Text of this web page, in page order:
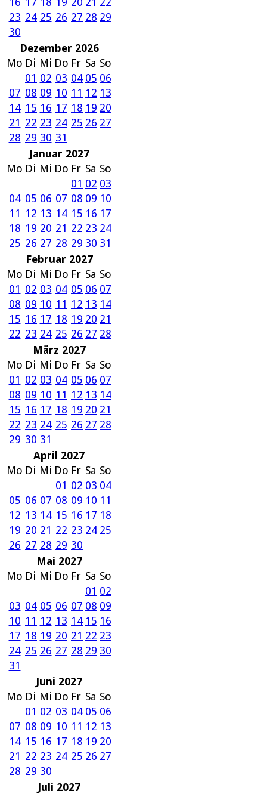
23 24 25 26 27 28 29
30
Dezember 2026
Mo Di Mi Do Fr Sa So
01 02 03 04 05 06
07 08 09 10 11 12 13
14 15 16 17 18 19 20
21 22 23 24 25 26 27
28 29 30 31
Januar 2027
Mo Di Mi Do Fr Sa So
01 02 03
04 05 06 07 08 09 10
11 12 13 14 15 16 17
18 19 20 21 22 23 24
25 26 27 28 29 30 31
Februar 2027
Mo Di Mi Do Fr Sa So
01 02 03 04 05 06 07
08 09 10 11 12 13 14
15 16 17 18 19 20 21
22 23 24 25 26 27 28
März 2027
Mo Di Mi Do Fr Sa So
01 02 03 04 05 06 07
08 09 10 11 12 13 14
15 16 17 18 19 20 21
22 23 24 25 26 27 28
29 30 31
April 2027
Mo Di Mi Do Fr Sa So
01 02 03 04
05 06 07 08 09 10 11
12 13 14 15 16 17 18
19 20 21 22 23 24 25
26 27 28 29 30
Mai 2027
Mo Di Mi Do Fr Sa So
01 02
03 04 05 06 07 08 09
10 11 12 13 14 15 16
17 18 19 20 21 22 23
24 25 26 27 28 29 30
31
Juni 2027
Mo Di Mi Do Fr Sa So
01 02 03 04 05 06
07 08 09 10 11 12 13
14 15 16 17 18 19 20
21 22 23 24 25 26 27
28 29 30
Juli 2027